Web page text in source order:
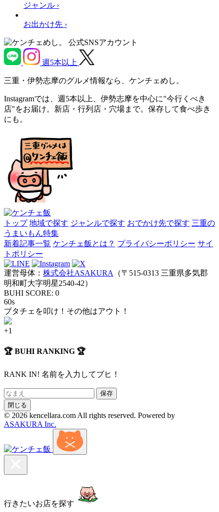
ジャンル ›
お出かけ先 ›
公式SNSアカウント
週5本以上
三重・伊勢志摩のグルメ情報なら、ケンチェめし。
Instagramでは、週5本以上、伊勢志摩を中心に"今行くべき
店"をお届け。新店・行列店・穴場まで。保存して食べ歩き
にも。
トップ 地域で探す ジャンルで探す おでかけ先で探す 三重の
うまいもん特集
新着記事一覧 ケンチェ飯とは？ プライバシーポリシー サイ
トポリシー
運営母体： 株式会社ASAKURA
（〒515-0313 三重県多気郡
明和町大字明星2540-42）
BUHI SCORE: 0
60s
ブタチェを叩け！その他はアウト！
🏆 BUHI RANKING 🏆
RANK IN! 名前を入力してブヒ！
保存
© 2026 kencellara.com All rights reserved. Powered by
ASAKURA Inc.